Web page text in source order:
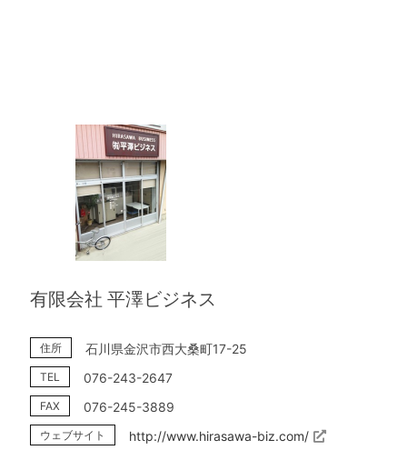
有限会社 平澤ビジネス
住所 石川県金沢市西大桑町17-25
TEL 076-243-2647
FAX 076-245-3889
ウェブサイト http://www.hirasawa-biz.com/